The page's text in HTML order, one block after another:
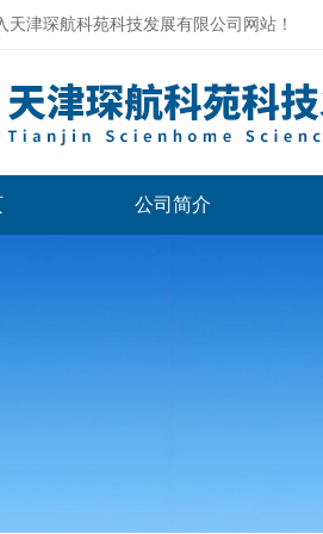
天津琛航科苑科技发展有限公司网站！
公司简介